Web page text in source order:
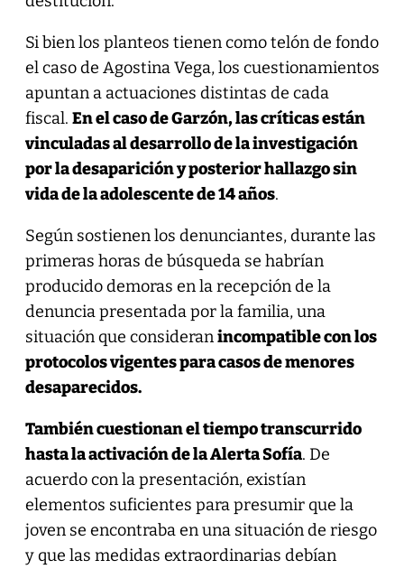
Si bien los planteos tienen como telón de fondo
el caso de Agostina Vega, los cuestionamientos
apuntan a actuaciones distintas de cada
fiscal. En el caso de Garzón, las críticas están
vinculadas al desarrollo de la investigación
por la desaparición y posterior hallazgo sin
vida de la adolescente de 14 años.
Según sostienen los denunciantes, durante las
primeras horas de búsqueda se habrían
producido demoras en la recepción de la
denuncia presentada por la familia, una
situación que consideranincompatible con los
protocolos vigentes para casos de menores
desaparecidos.
También cuestionan el tiempo transcurrido
hasta la activación de la Alerta Sofía. De
acuerdo con la presentación, existían
elementos suficientes para presumir que la
joven se encontraba en una situación de riesgo
y que las medidas extraordinarias debían